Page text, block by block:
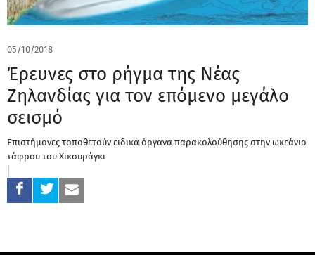
05/10/2018
Έρευνες στο ρήγμα της Νέας
Ζηλανδίας για τον επόμενο μεγάλο
σεισμό
Επιστήμονες τοποθετούν ειδικά όργανα παρακολούθησης στην ωκεάνιο
τάφρου του Χικουράγκι